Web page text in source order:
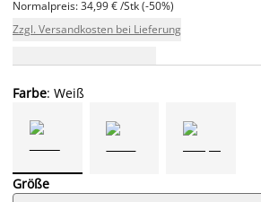
Normalpreis: 34,99 € /Stk (-50%)
Zzgl. Versandkosten bei Lieferung
Farbe: Weiß
Größe